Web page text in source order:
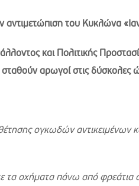
αντιμετώπιση του Κυκλώνα
και Πολιτικής
αρωγοί στις δύσκολες
ογκωδών αντικειμένων
τα οχήματα πάνω από φρεάτια